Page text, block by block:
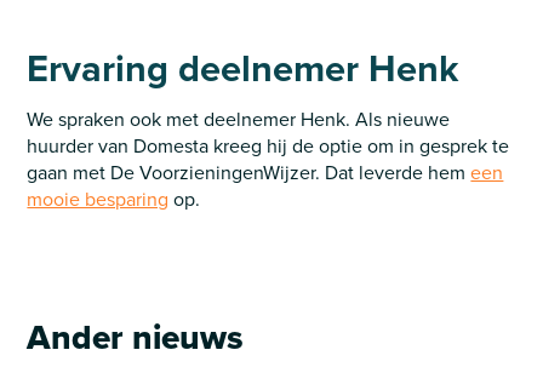
Ervaring deelnemer Henk
We spraken ook met deelnemer Henk. Als nieuwe
huurder van Domesta kreeg hij de optie om in gesprek te
gaan met De VoorzieningenWijzer. Dat leverde hemeen
mooie besparing op.
Ander nieuws